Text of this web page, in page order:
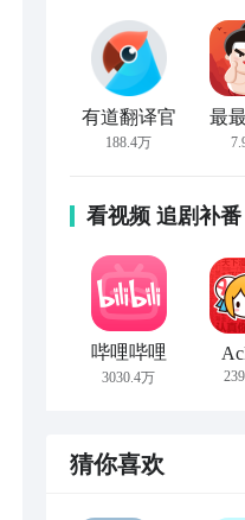
有道翻译官
188.4万
最
看视频 追剧补番
哔哩哔哩
3030.4万
猜你喜欢